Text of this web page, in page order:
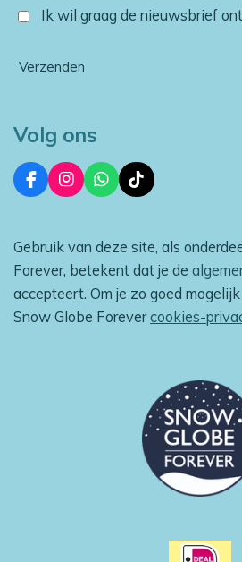
Ik wil graag de nieuwsbrief
Verzenden
Volg ons
F
a
b
o
k
I
n
a
g
r
a
m
W
h
s
A
p
T
i
o
k
Gebruik van deze site, als
Forever, betekent dat je de
accepteert. Om je zo goed
Snow Globe Forevercookies-